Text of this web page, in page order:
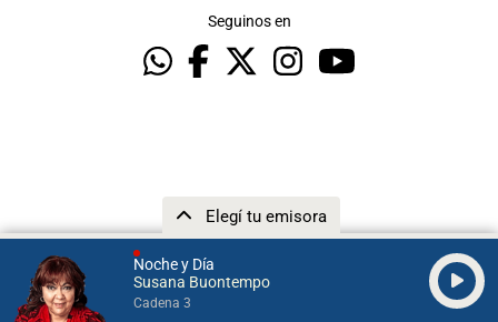
Noche y Día
Susana Buontempo
Cadena 3
Elegí tu emisora
Seguinos en